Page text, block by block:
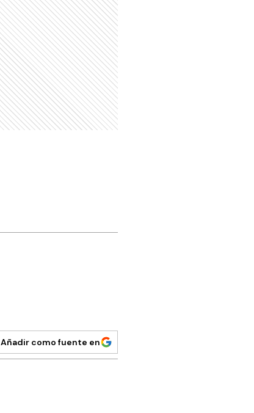
Añadir como fuente en